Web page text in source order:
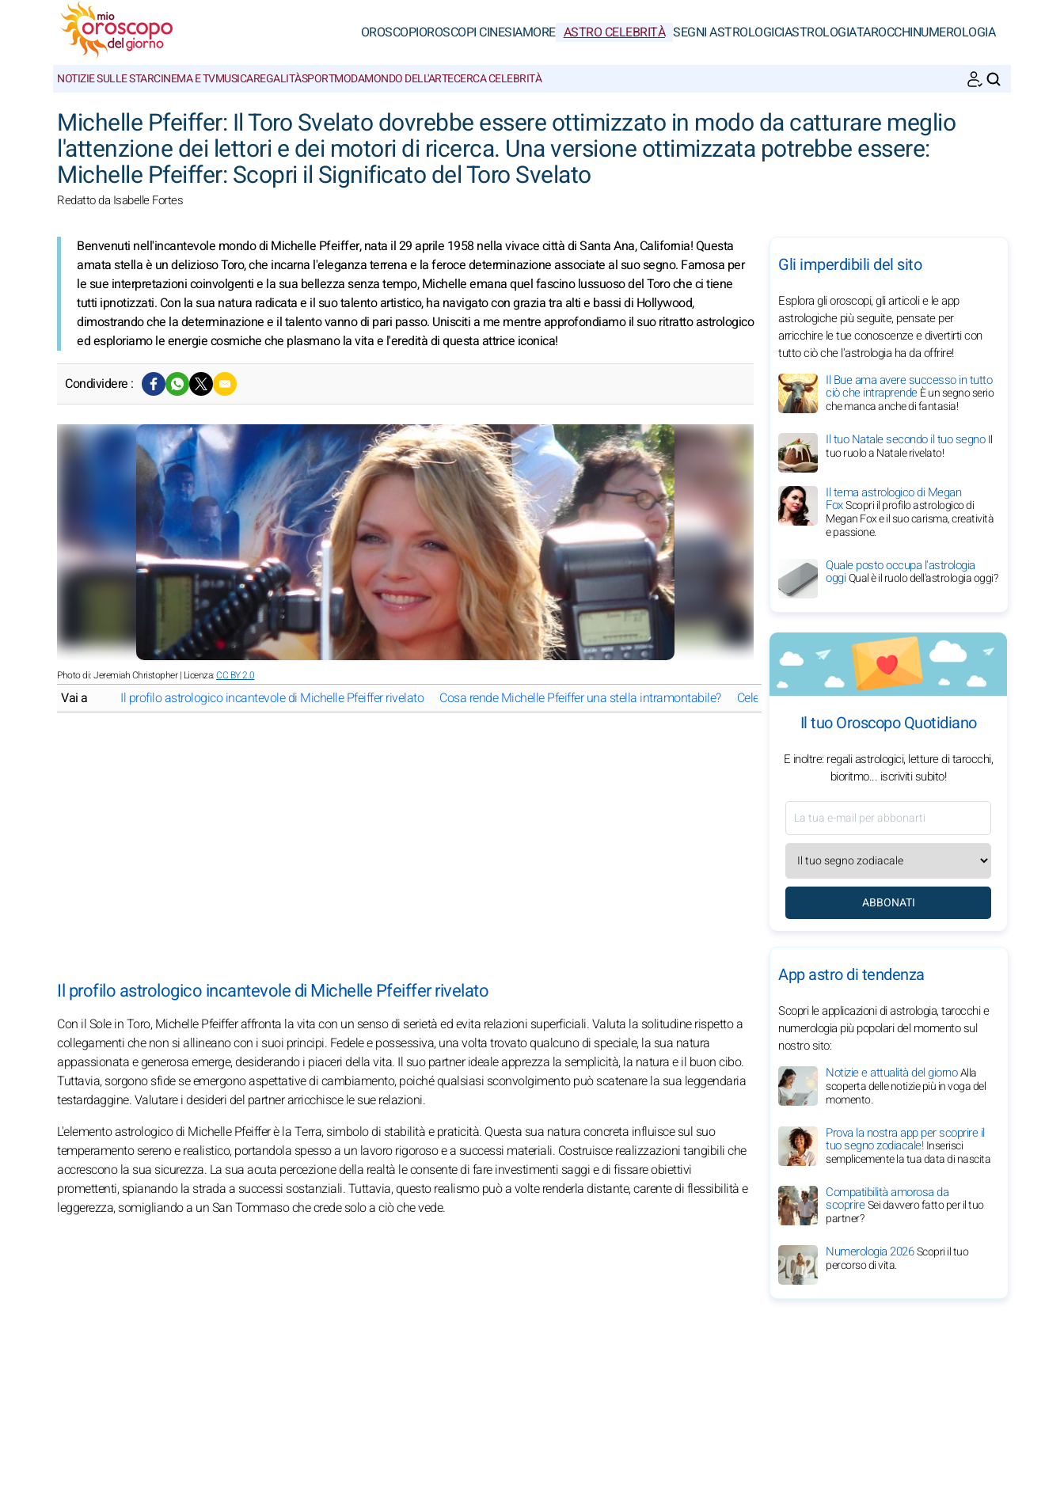
OROSCOPIOROSCOPI CINESIAMORE ASTRO CELEBRITÀ SEGNI ASTROLOGICIASTROLOGIATAROCCHINUMEROLOGIA
NOTIZIE SULLE STARCINEMA E TVMUSICAREGALITÀSPORTMODAMONDO DELL'ARTECERCA CELEBRITÀ
Michelle Pfeiffer: Il Toro Svelato dovrebbe essere ottimizzato in modo da catturare meglio
l'attenzione dei lettori e dei motori di ricerca. Una versione ottimizzata potrebbe essere:
Michelle Pfeiffer: Scopri il Significato del Toro Svelato
Redatto da Isabelle Fortes
Benvenuti nell'incantevole mondo di Michelle Pfeiffer, nata il 29 aprile 1958 nella vivace città di Santa Ana, California! Questa
amata stella è un delizioso Toro, che incarna l'eleganza terrena e la feroce determinazione associate al suo segno. Famosa per
le sue interpretazioni coinvolgenti e la sua bellezza senza tempo, Michelle emana quel fascino lussuoso del Toro che ci tiene
tutti ipnotizzati. Con la sua natura radicata e il suo talento artistico, ha navigato con grazia tra alti e bassi di Hollywood,
dimostrando che la determinazione e il talento vanno di pari passo. Unisciti a me mentre approfondiamo il suo ritratto astrologico
ed esploriamo le energie cosmiche che plasmano la vita e l'eredità di questa attrice iconica!
Condividere :
Photo di: Jeremiah Christopher | Licenza:CC BY 2.0
Vai a Il profilo astrologico incantevole di Michelle Pfeiffer rivelato Cosa rende Michelle Pfeiffer una stella intramontabile? Celebrare la carriera cinematografica iconica di Michelle
Il profilo astrologico incantevole di Michelle Pfeiffer rivelato
Con il Sole in Toro, Michelle Pfeiffer affronta la vita con un senso di serietà ed evita relazioni superficiali. Valuta la solitudine rispetto a
collegamenti che non si allineano con i suoi principi. Fedele e possessiva, una volta trovato qualcuno di speciale, la sua natura
appassionata e generosa emerge, desiderando i piaceri della vita. Il suo partner ideale apprezza la semplicità, la natura e il buon cibo.
Tuttavia, sorgono sfide se emergono aspettative di cambiamento, poiché qualsiasi sconvolgimento può scatenare la sua leggendaria
testardaggine. Valutare i desideri del partner arricchisce le sue relazioni.
L'elemento astrologico di Michelle Pfeiffer è la Terra, simbolo di stabilità e praticità. Questa sua natura concreta influisce sul suo
temperamento sereno e realistico, portandola spesso a un lavoro rigoroso e a successi materiali. Costruisce realizzazioni tangibili che
accrescono la sua sicurezza. La sua acuta percezione della realtà le consente di fare investimenti saggi e di fissare obiettivi
promettenti, spianando la strada a successi sostanziali. Tuttavia, questo realismo può a volte renderla distante, carente di flessibilità e
leggerezza, somigliando a un San Tommaso che crede solo a ciò che vede.
Gli imperdibili del sito
Esplora gli oroscopi, gli articoli e le app
astrologiche più seguite, pensate per
arricchire le tue conoscenze e divertirti con
tutto ciò che l'astrologia ha da offrire!
Il Bue ama avere successo in tutto
ciò che intraprendeÈ un segno serio
che manca anche di fantasia!
Il tuo Natale secondo il tuo segnoIl
tuo ruolo a Natale rivelato!
Il tema astrologico di Megan
FoxScopri il profilo astrologico di
Megan Fox e il suo carisma, creatività
e passione.
Quale posto occupa l'astrologia
oggiQual è il ruolo dell'astrologia oggi?
Il tuo Oroscopo Quotidiano
E inoltre: regali astrologici, letture di tarocchi,
bioritmo... iscriviti subito!
ABBONATI
App astro di tendenza
Scopri le applicazioni di astrologia, tarocchi e
numerologia più popolari del momento sul
nostro sito:
Notizie e attualità del giornoAlla
scoperta delle notizie più in voga del
momento.
Prova la nostra app per scoprire il
tuo segno zodiacale!Inserisci
semplicemente la tua data di nascita
Compatibilità amorosa da
scoprireSei davvero fatto per il tuo
partner?
Numerologia 2026Scopri il tuo
percorso di vita.